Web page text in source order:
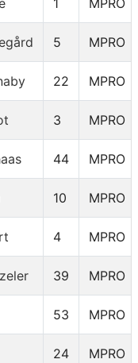
1 MPRO
5 MPRO
22 MPRO
3 MPRO
44 MPRO
10 MPRO
4 MPRO
39 MPRO
53 MPRO
24 MPRO